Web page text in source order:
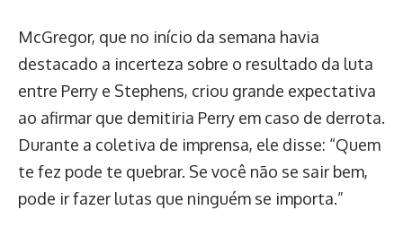
McGregor, que no início da semana havia
destacado a incerteza sobre o resultado da luta
entre Perry e Stephens, criou grande expectativa
ao afirmar que demitiria Perry em caso de derrota.
Durante a coletiva de imprensa, ele disse: “Quem
te fez pode te quebrar. Se você não se sair bem,
pode ir fazer lutas que ninguém se importa.”